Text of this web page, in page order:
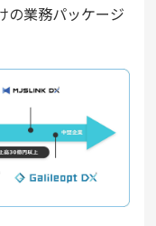
の業務パッケージ